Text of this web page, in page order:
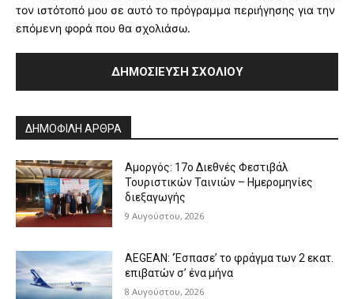
τον ιστότοπό μου σε αυτό το πρόγραμμα περιήγησης για την
επόμενη φορά που θα σχολιάσω.
ΔΗΜΟΦΙΛΗ ΑΡΘΡΑ
Αμοργός: 17ο Διεθνές Φεστιβάλ
Τουριστικών Ταινιών – Ημερομηνίες
διεξαγωγής
9 Αυγούστου, 2026
AEGEAN: ‘Έσπασε’ το φράγμα των 2 εκατ.
επιβατών σ’ ένα μήνα
8 Αυγούστου, 2026